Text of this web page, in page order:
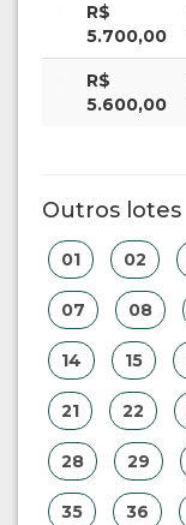
R$
5.700,00
R$
5.600,00
Outros lotes
01 02
07 08
14 15
21 22
28 29
35 36